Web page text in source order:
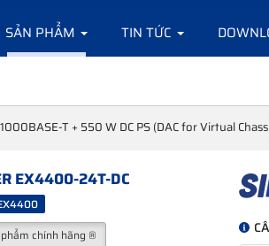
SẢN PHẨM TIN TỨC
T + 550 W DC PS (DAC for Virtual
EX4400-24T-DC
chính hãng ®